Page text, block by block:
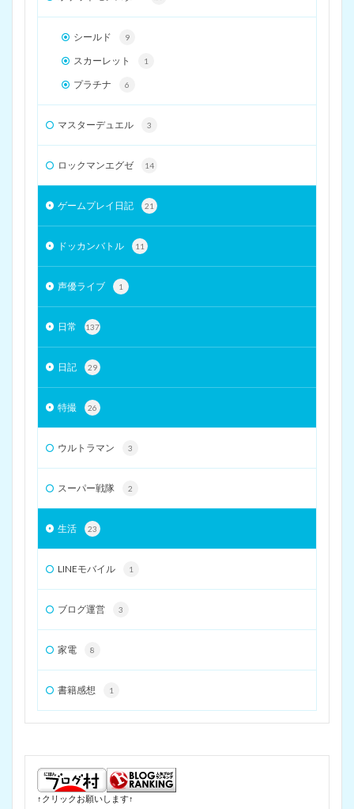
シールド 9
スカーレット 1
プラチナ 6
マスターデュエル 3
ロックマンエグゼ 14
ゲームプレイ日記 21
ドッカンバトル 11
声優ライブ 1
日常 137
日記 29
特撮 26
ウルトラマン 3
スーパー戦隊 2
生活 23
LINEモバイル 1
ブログ運営 3
家電 8
書籍感想 1
↑クリックお願いします↑